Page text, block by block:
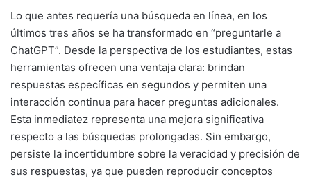
Lo que antes requería una búsqueda en línea, en los
últimos tres años se ha transformado en “preguntarle a
ChatGPT”. Desde la perspectiva de los estudiantes, estas
herramientas ofrecen una ventaja clara: brindan
respuestas específicas en segundos y permiten una
interacción continua para hacer preguntas adicionales.
Esta inmediatez representa una mejora significativa
respecto a las búsquedas prolongadas. Sin embargo,
persiste la incertidumbre sobre la veracidad y precisión de
sus respuestas, ya que pueden reproducir conceptos